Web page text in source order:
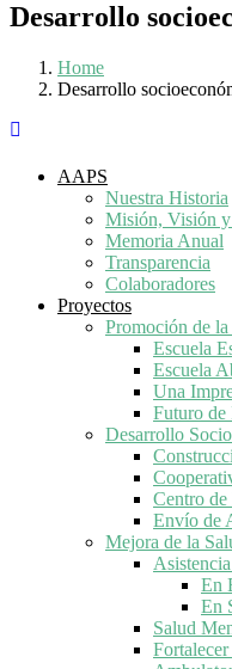
AAPS
Nuestra Historia
Misión, Visión y
Memoria Anual
Transparencia
Colaboradores
Proyectos
Promoción de
Escuela
Escuela
Una
Futuro
Desarrollo
Centro de
Envío de
Mejora de la
En
En
Salud
Fortalecer
Desarrollo
Home
Desarrollo